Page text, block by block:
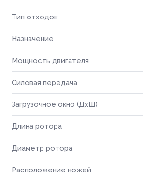
Тип отходов
Назначение
Мощность двигателя
Силовая передача
Загрузочное окно (ДхШ)
Длина ротора
Диаметр ротора
Расположение ножей